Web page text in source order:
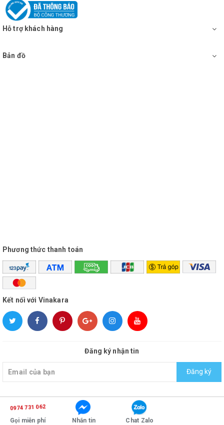
Hỗ trợ khách hàng
Bản đồ
Phương thức thanh toán
Kết nối với Vinakara
Đăng ký nhận tin
Đăng ký
© Bản quyền thuộc vềvinakara
Cung cấp bởi
Sapo
0974 731 062
Gọi miễn phí Nhắn tin Chat Zalo